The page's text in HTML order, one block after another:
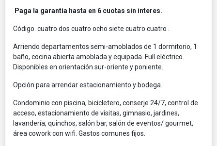
Paga la garantía hasta en 6 cuotas sin interes.
Código. cuatro dos cuatro ocho siete cuatro cuatro .
Arriendo departamentos semi-amoblados de 1 dormitorio, 1
baño, cocina abierta amoblada y equipada. Full eléctrico.
Disponibles en orientación sur-oriente y poniente.
Opción para arrendar estacionamiento y bodega.
Condominio con piscina, bicicletero, conserje 24/7, control de
acceso, estacionamiento de visitas, gimnasio, jardines,
lavandería, quinchos, salón bar, salón de eventos/ gourmet,
área cowork con wifi. Gastos comunes fijos.